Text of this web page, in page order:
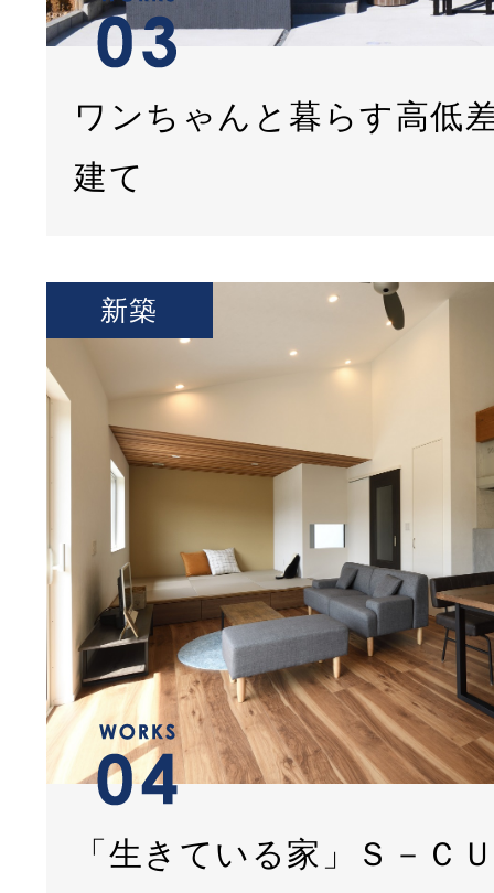
ワンちゃんと暮らす高低
建て
「生きている家」Ｓ－Ｃ
新築